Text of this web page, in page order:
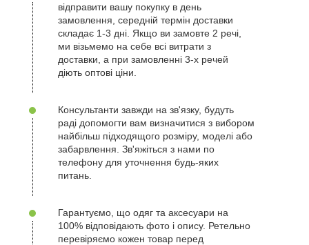
відправити вашу покупку в день
замовлення, середній термін доставки
складає 1-3 дні. Якщо ви замовте 2 речі,
ми візьмемо на себе всі витрати з
доставки, а при замовленні 3-х речей
діють оптові ціни.
Консультанти завжди на зв'язку, будуть
раді допомогти вам визначитися з вибором
найбільш підходящого розміру, моделі або
забарвлення. Зв'яжіться з нами по
телефону для уточнення будь-яких
питань.
Гарантуємо, що одяг та аксесуари на
100% відповідають фото і опису. Ретельно
перевіряємо кожен товар перед